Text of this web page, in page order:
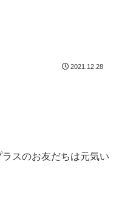
2021.12.28
スのお友だちは元気い